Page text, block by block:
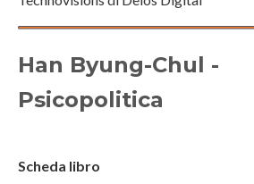
Han Byung-Chul -
Psicopolitica
Scheda libro